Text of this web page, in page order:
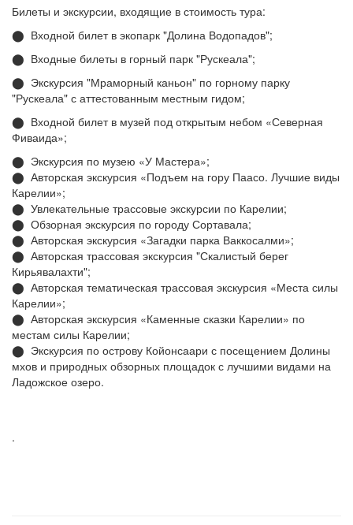
Билеты и экскурсии, входящие в стоимость тура:
⬤ Входной билет в экопарк "Долина Водопадов";
⬤ Входные билеты в горный парк "Рускеала";
⬤ Экскурсия "Мраморный каньон" по горному парку
"Рускеала" с аттестованным местным гидом;
⬤ Входной билет в музей под открытым небом «Северная
Фиваида»;
⬤ Экскурсия по музею «У Мастера»;
⬤ Авторская экскурсия «Подъем на гору Паасо. Лучшие виды
Карелии»;
⬤ Увлекательные трассовые экскурсии по Карелии;
⬤ Обзорная экскурсия по городу Сортавала;
⬤ Авторская экскурсия «Загадки парка Ваккосалми»;
⬤ Авторская трассовая экскурсия "Скалистый берег
Кирьявалахти";
⬤ Авторская тематическая трассовая экскурсия «Места силы
Карелии»;
⬤ Авторская экскурсия «Каменные сказки Карелии» по
местам силы Карелии;
⬤ Экскурсия по острову Койонсаари с посещением Долины
мхов и природных обзорных площадок с лучшими видами на
Ладожское озеро.
.